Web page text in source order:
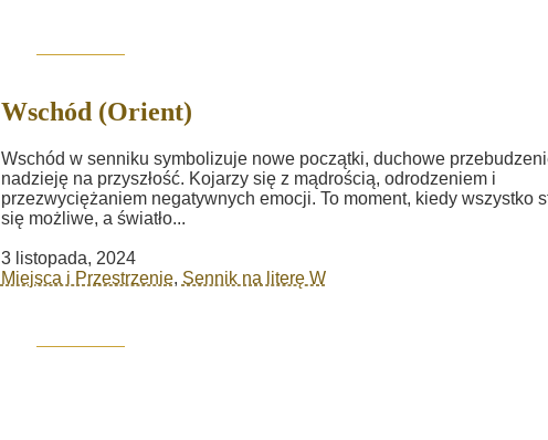
Wschód (Orient)
Wschód w senniku symbolizuje nowe początki, duchowe
nadzieję na przyszłość. Kojarzy się z mądrością, odrodzeniem i
przezwyciężaniem negatywnych emocji. To moment, kiedy wszystko
się możliwe, a światło...
3 listopada, 2024
Miejsca i Przestrzenie, Sennik na literę W